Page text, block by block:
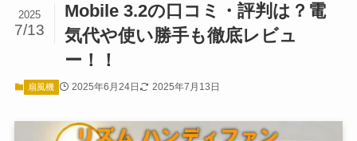
Mobile 3.2の口コミ・評判は？電
気代や使い勝手も徹底レビュ
ー！！
2025
7/13
扇風機 2025年6月24日 2025年7月13日